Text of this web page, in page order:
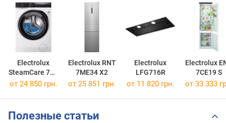
Electrolux
SteamCare 700
EW7W4602QU
Electrolux RNT
7ME34 X2
Electrolux
LFG716R
Electrolux
7CE19 S
от 24 850 грн. от 25 851 грн. от 11 820 грн. от 33 333
Полезные статьи